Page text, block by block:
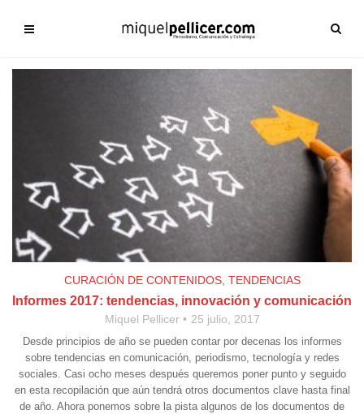
CURACIÓN DE CONTENIDOS, TENDENCIAS
Informes 2017: tendencias, innovación y comunicación
Miquel Pellicer 25 julio, 2017
Desde principios de año se pueden contar por decenas los informes
sobre tendencias en comunicación, periodismo, tecnología y redes
sociales. Casi ocho meses después queremos poner punto y seguido
en esta recopilación que aún tendrá otros documentos clave hasta final
de año. Ahora ponemos sobre la pista algunos de los documentos de